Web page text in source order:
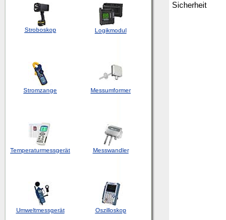
Stroboskop Logikmodul
Stromzange Messumformer
Temperaturmessgerät Messwandler
Umweltmessgerät Oszilloskop
Sicherheit